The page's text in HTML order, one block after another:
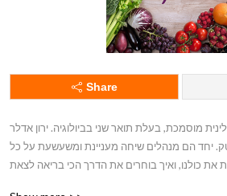
Share
מוסמכת, בעלת תואר שני בביולוגיה. ירון אדלר
יחד הם מנהלים שיחה מעניינת ומשעשעת על כל
את כולנו, ואיך בוחרים את הדרך הכי בריאה לצאת